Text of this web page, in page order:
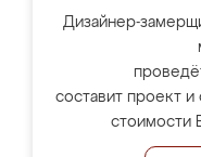
Дизайнер-
составит проект и
стоимости